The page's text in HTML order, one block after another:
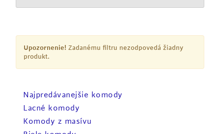
Upozornenie! Zadanému filtru nezodpovedá žiadny
produkt.
Najpredávanejšie komody
Lacné komody
Komody z masívu